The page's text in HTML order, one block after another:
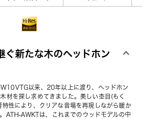
ぐ新たな木のヘッドホン
以来、20年以上に渡り、ヘッドホン
材を探し求めてきました。美しい杢目(もく
性により、クリアな音場を再現しながら暖か
ATH-AWKTは、これまでのウッドモデルの中